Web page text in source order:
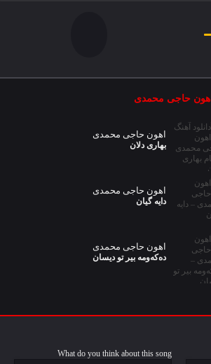
اهون حاجی محمدی
اهون حاجی محمدی
بهاری دلان
اهون حاجی محمدی
دایه گیان
اهون حاجی محمدی
دەکەومە بیر تو دیسان
What do you think about this song